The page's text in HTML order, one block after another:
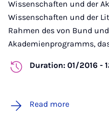
Wissenschaften und der
Wissenschaften und der
Rahmen des von Bund
Akademienprogramms,
Duration: 01/2016 -
Read more